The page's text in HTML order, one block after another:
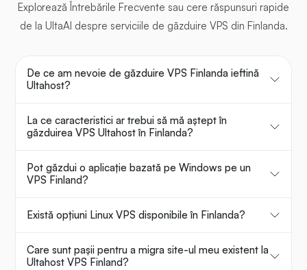
Explorează Întrebările Frecvente sau cere răspunsuri rapide
de la UltaAI despre serviciile de găzduire VPS din Finlanda.
De ce am nevoie de găzduire VPS Finlanda ieftină
Ultahost?
La ce caracteristici ar trebui să mă aștept în
găzduirea VPS Ultahost în Finlanda?
Pot găzdui o aplicație bazată pe Windows pe un
VPS Finland?
Există opțiuni Linux VPS disponibile în Finlanda?
Care sunt pașii pentru a migra site-ul meu existent la
Ultahost VPS Finland?